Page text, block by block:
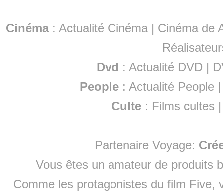
Cinéma: Actualité Cinéma | Cinéma de
Dvd : Actualité DVD |
People :Actualité People
Culte : Films cultes
Partenaire Voyage:
Vous êtes un amateur de produits
Comme les protagonistes du film Five,